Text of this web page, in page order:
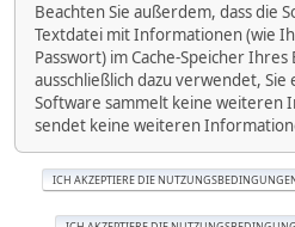
Beachten Sie außerdem, dass die
Textdatei mit Informationen (wie
Passwort) im Cache-Speicher
ausschließlich dazu verwendet, Sie
Software sammelt keine weiteren
sendet keine weiteren